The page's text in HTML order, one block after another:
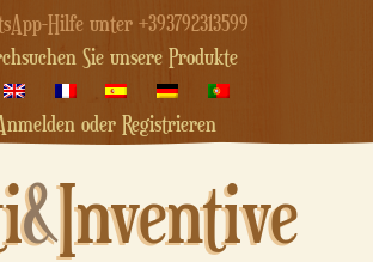
Hilfe unter +393792313599
Sie unsere Produkte
oder Registrieren
&Inventive